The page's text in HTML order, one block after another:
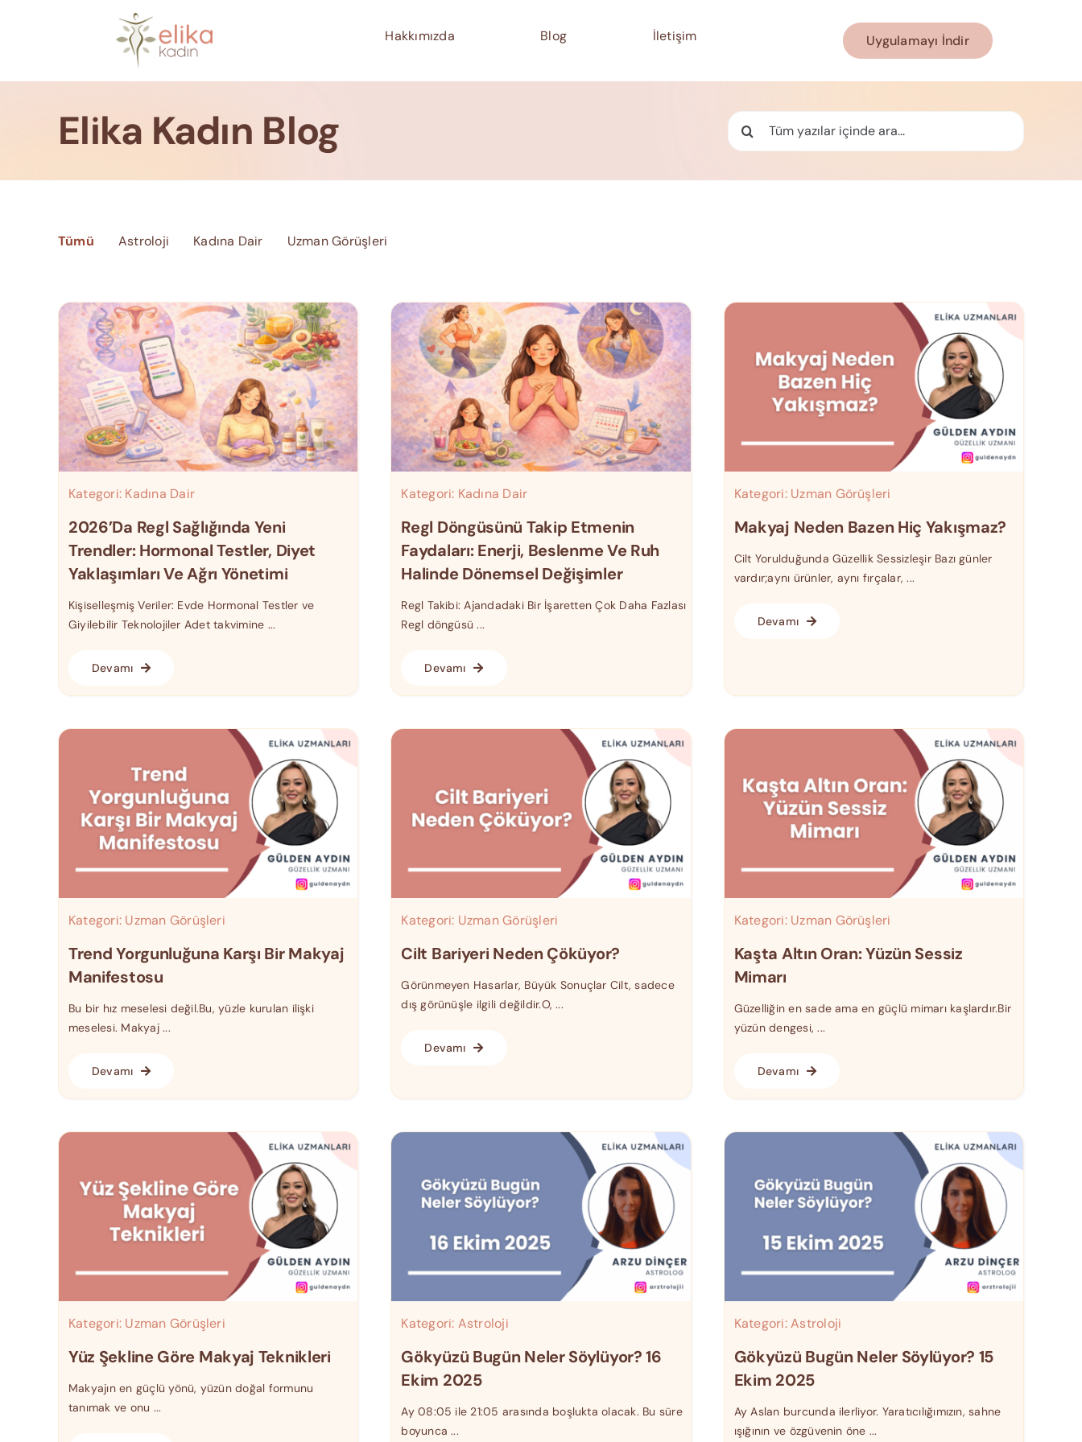
Hakkımızda Blog İletişim Uygulamayı İndir
Elika Kadın Blog Ara:
Tümü Astroloji Kadına Dair Uzman Görüşleri
Kategori: Kadına Dair
2026’da Regl Sağlığında Yeni
Trendler: Hormonal Testler, Diyet
Yaklaşımları Ve Ağrı Yönetimi
Kişiselleşmiş Veriler: Evde Hormonal Testler ve
Giyilebilir Teknolojiler Adet takvimine ...
Devamı
Kategori: Kadına Dair
Regl Döngüsünü Takip Etmenin
Faydaları: Enerji, Beslenme Ve Ruh
Halinde Dönemsel Değişimler
Regl Takibi: Ajandadaki Bir İşaretten Çok Daha Fazlası
Regl döngüsü ...
Devamı
Kategori: Uzman Görüşleri
Makyaj Neden Bazen Hiç Yakışmaz?
Cilt Yorulduğunda Güzellik Sessizleşir Bazı günler
vardır;aynı ürünler, aynı fırçalar, ...
Devamı
Kategori: Uzman Görüşleri
Trend Yorgunluğuna Karşı Bir Makyaj
Manifestosu
Bu bir hız meselesi değil.Bu, yüzle kurulan ilişki
meselesi. Makyaj ...
Devamı
Kategori: Uzman Görüşleri
Cilt Bariyeri Neden Çöküyor?
Görünmeyen Hasarlar, Büyük Sonuçlar Cilt, sadece
dış görünüşle ilgili değildir.O, ...
Devamı
Kategori: Uzman Görüşleri
Kaşta Altın Oran: Yüzün Sessiz
Mimarı
Güzelliğin en sade ama en güçlü mimarı kaşlardır.Bir
yüzün dengesi, ...
Devamı
Kategori: Uzman Görüşleri
Yüz Şekline Göre Makyaj Teknikleri
Makyajın en güçlü yönü, yüzün doğal formunu
tanımak ve onu ...
Kategori: Astroloji
Gökyüzü Bugün Neler Söylüyor? 16
Ekim 2025
Ay 08:05 ile 21:05 arasında boşlukta olacak. Bu süre
boyunca ...
Kategori:Astroloji
Gökyüzü Bugün Neler Söylüyor? 15
Ekim 2025
Ay Aslan burcunda ilerliyor. Yaratıcılığımızın, sahne
ışığının ve özgüvenin öne ...